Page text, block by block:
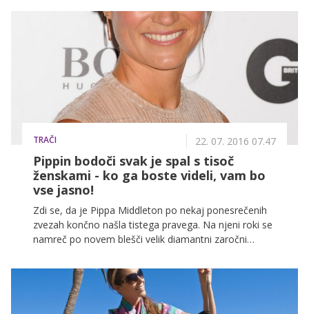
nedolžnost, je (največkrat) stvar osebne odločitve in
med tistimi, ki so se ’svoj največji zaklad’ odločile
podariti izbrancu šele po tem, ko so dahnile usodni
’da’, je tudi nekaj zvezdnic. No, vsaj tako trdijo.
TRAČI 22. 07. 2016 07.47
Pippin bodoči svak je spal s tisoč
ženskami - ko ga boste videli, vam bo
vse jasno!
Zdi se, da je Pippa Middleton po nekaj ponesrečenih
zvezah končno našla tistega pravega. Na njeni roki se
namreč po novem blešči velik diamantni zaročni
James Matthews. In ob tej priložnosti so mediji pod
drobnogled vzeli njegovo družino, bolj natančno,
njegovega razvpitega brata in Pippinega bodočega